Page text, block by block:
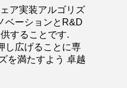
ア実装アルゴリズ
ベーションとR&D
することです.
し広げることに専
を満たすよう 卓越